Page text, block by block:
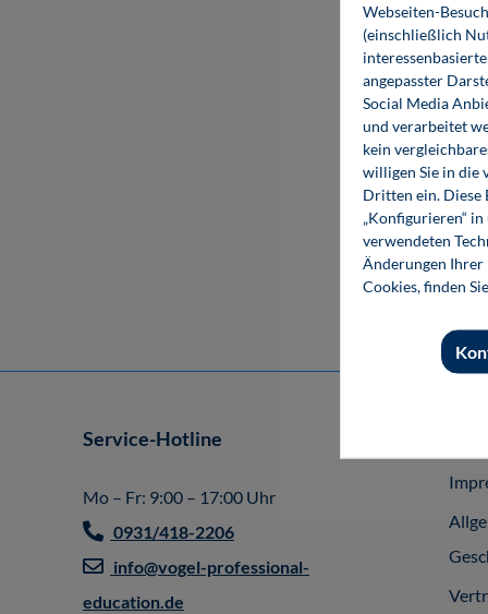
%
Service-Hotline
Mo – Fr: 9:00 – 17:00 Uhr
0931/418-2206
info@vogel-professional-
education.de
Webseiten-
(einschließlich
angepasster
Social Media
und verarbeitet
kein
willigen Sie in die
Dritten ein. Diese
„Konfigurieren“
verwendeten
Änderungen Ihrer
Cookies, finden